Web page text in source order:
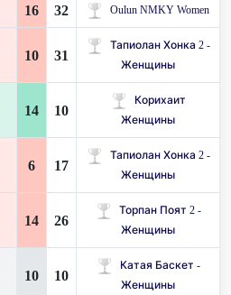
16 32 Oulun NMKY Women
10 31
Тапиолан Хонка 2 -
Женщины
14 10
Корихаит
Женщины
6 17
Тапиолан Хонка 2 -
Женщины
14 26
Торпан Поят 2 -
Женщины
10 10
Катая Баскет -
Женщины